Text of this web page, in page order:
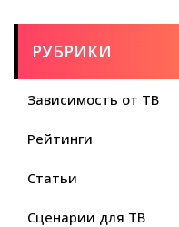
РУБРИКИ
Зависимость от ТВ
Рейтинги
Статьи
Сценарии для ТВ